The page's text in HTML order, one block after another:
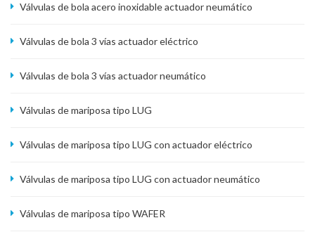
Válvulas de bola acero inoxidable actuador neumático
Válvulas de bola 3 vías actuador eléctrico
Válvulas de bola 3 vías actuador neumático
Válvulas de mariposa tipo LUG
Válvulas de mariposa tipo LUG con actuador eléctrico
Válvulas de mariposa tipo LUG con actuador neumático
Válvulas de mariposa tipo WAFER